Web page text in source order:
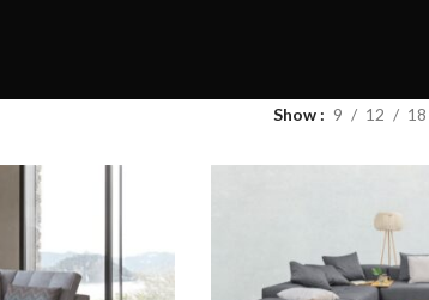
Show 9 12 18